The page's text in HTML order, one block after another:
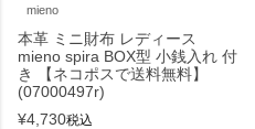
mieno
本革 ミニ財布 レディース
mieno spira BOX型 小銭入れ 付
き 【ネコポスで送料無料】
(07000497r)
¥4,730税込